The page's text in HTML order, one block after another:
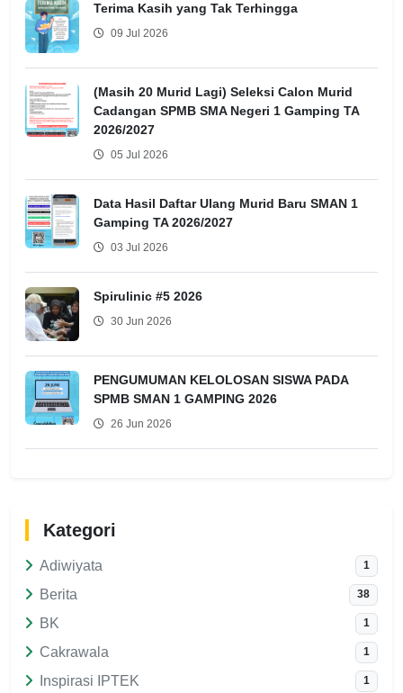
Terima Kasih yang Tak Terhingga
09 Jul 2026
(Masih 20 Murid Lagi) Seleksi Calon Murid
Cadangan SPMB SMA Negeri 1 Gamping TA
2026/2027
05 Jul 2026
Data Hasil Daftar Ulang Murid Baru SMAN 1
Gamping TA 2026/2027
03 Jul 2026
Spirulinic #5 2026
30 Jun 2026
PENGUMUMAN KELOLOSAN SISWA PADA
SPMB SMAN 1 GAMPING 2026
26 Jun 2026
Kategori
Adiwiyata 1
Berita 38
BK 1
Cakrawala 1
Inspirasi IPTEK 1